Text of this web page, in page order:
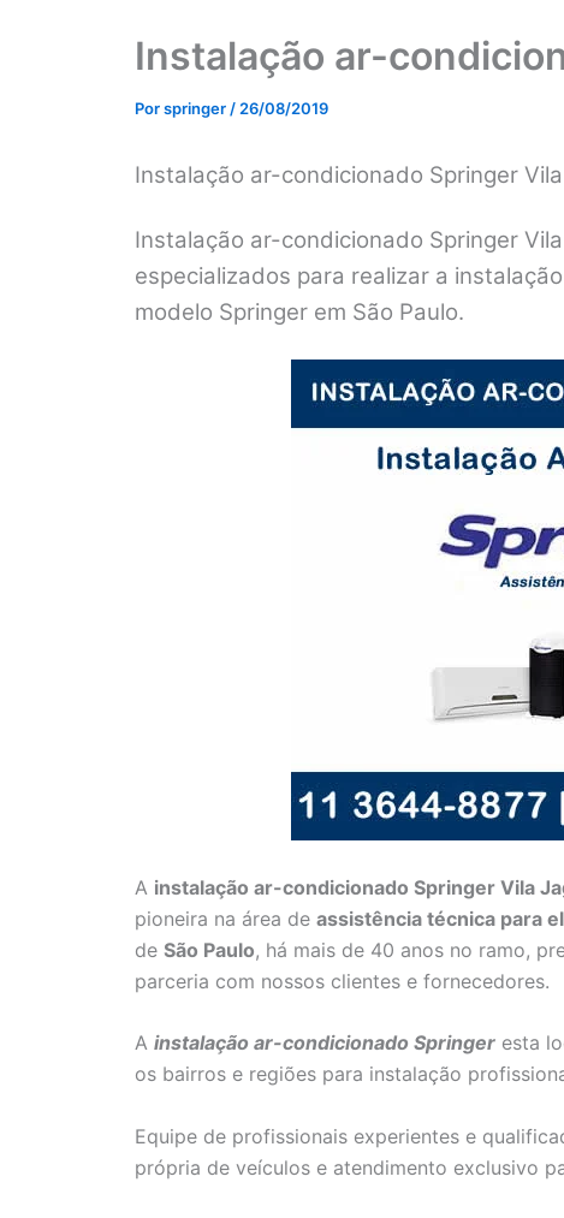
Instalação ar-
Porspringer / 26/08/2019
Instalação ar-condicionado Springer
Instalação ar-condicionado Springer
especializados para realizar a
modelo Springer em São Paulo.
A instalação ar-condicionado Springer Vila
pioneira na área de assistência técnica para
de São Paulo, há mais de 40 anos no ramo,
parceria com nossos clientes e fornecedores.
A instalação ar-condicionado Springer esta
os bairros e regiões para instalação
Equipe de profissionais experientes e
própria de veículos e atendimento exclusivo